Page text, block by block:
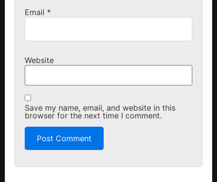
Email *
Website
Save my name, email, and website in this
browser for the next time I comment.